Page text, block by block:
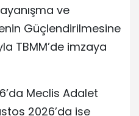
ve
Güçlendirilmesine
TBMM’de imzaya
Meclis Adalet
2026’da ise